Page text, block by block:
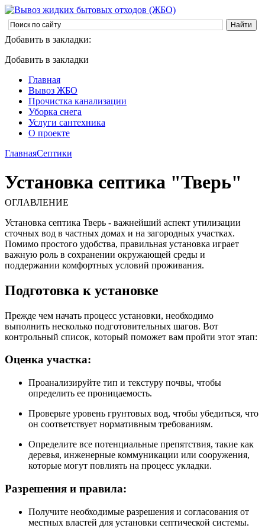
Добавить в закладки:
Добавить в закладки
Главная
Вывоз ЖБО
Прочистка канализации
Уборка снега
Услуги сантехника
О проекте
ГлавнаяСептики
Установка септика "Тверь"
ОГЛАВЛЕНИЕ
Установка септика Тверь - важнейший аспект утилизации
сточных вод в частных домах и на загородных участках.
Помимо простого удобства, правильная установка играет
важную роль в сохранении окружающей среды и
поддержании комфортных условий проживания.
Подготовка к установке
Прежде чем начать процесс установки, необходимо
выполнить несколько подготовительных шагов. Вот
контрольный список, который поможет вам пройти этот этап:
Оценка участка:
Проанализируйте тип и текстуру почвы, чтобы
определить ее проницаемость.
Проверьте уровень грунтовых вод, чтобы убедиться, что
он соответствует нормативным требованиям.
Определите все потенциальные препятствия, такие как
деревья, инженерные коммуникации или сооружения,
которые могут повлиять на процесс укладки.
Разрешения и правила:
Получите необходимые разрешения и согласования от
местных властей для установки септической системы.